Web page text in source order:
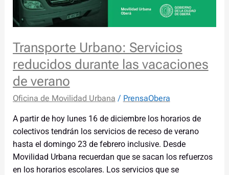
Transporte Urbano: Servicios
reducidos durante las vacaciones
de verano
Oficina de Movilidad Urbana / PrensaObera
A partir de hoy lunes 16 de diciembre los horarios de
colectivos tendrán los servicios de receso de verano
hasta el domingo 23 de febrero inclusive. Desde
Movilidad Urbana recuerdan que se sacan los refuerzos
en los horarios escolares. Los servicios que se
de
verano